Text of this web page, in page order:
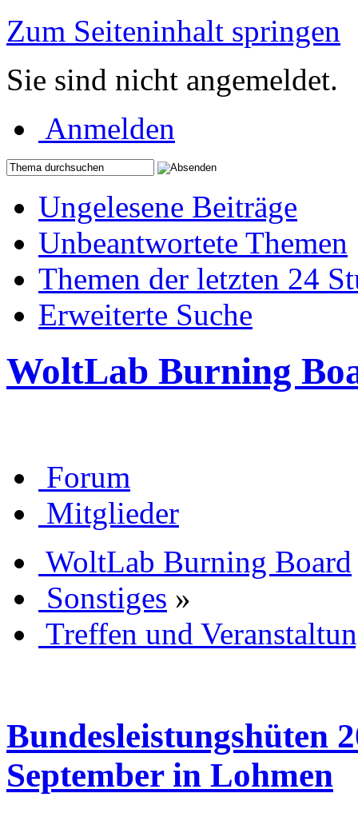
Zum Seiteninhalt springen
Sie sind nicht angemeldet.
Anmelden
Ungelesene Beiträge
Unbeantwortete Themen
Themen der letzten 24
Erweiterte Suche
WoltLab Burning
Forum
Mitglieder
WoltLab Burning Board
Sonstiges »
Treffen und
Bundesleistungshüten
September in Lohmen